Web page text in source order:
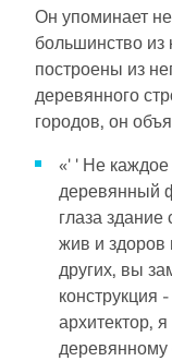
Он упоминает
большинство из
построены из
деревянного
городов, он
«' ' Не
деревянный
глаза
жив и здоров
других, вы
конструкция
архитектор,
деревянному